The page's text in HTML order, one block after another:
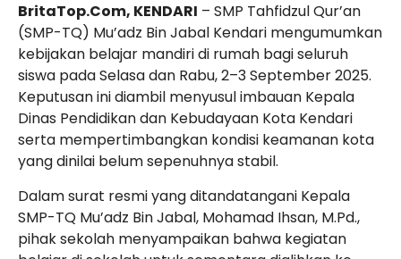
BritaTop.Com, KENDARI – SMP Tahfidzul Qur’an
(SMP-TQ) Mu’adz Bin Jabal Kendari mengumumkan
kebijakan belajar mandiri di rumah bagi seluruh
siswa pada Selasa dan Rabu, 2–3 September 2025.
Keputusan ini diambil menyusul imbauan Kepala
Dinas Pendidikan dan Kebudayaan Kota Kendari
serta mempertimbangkan kondisi keamanan kota
yang dinilai belum sepenuhnya stabil.
Dalam surat resmi yang ditandatangani Kepala
SMP-TQ Mu’adz Bin Jabal, Mohamad Ihsan, M.Pd.,
pihak sekolah menyampaikan bahwa kegiatan